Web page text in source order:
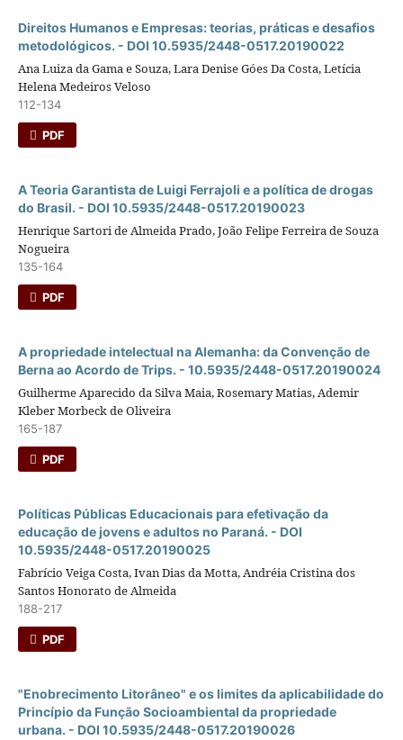
Direitos Humanos e Empresas: teorias, práticas e desafios
metodológicos. - DOI 10.5935/2448-0517.20190022
Ana Luiza da Gama e Souza, Lara Denise Góes Da Costa, Letícia
Helena Medeiros Veloso
112-134
PDF
A Teoria Garantista de Luigi Ferrajoli e a polí­tica de drogas
do Brasil. - DOI 10.5935/2448-0517.20190023
Henrique Sartori de Almeida Prado, João Felipe Ferreira de Souza
Nogueira
135-164
PDF
A propriedade intelectual na Alemanha: da Convenção de
Berna ao Acordo de Trips. - 10.5935/2448-0517.20190024
Guilherme Aparecido da Silva Maia, Rosemary Matias, Ademir
Kleber Morbeck de Oliveira
165-187
PDF
Polí­ticas Públicas Educacionais para efetivação da
educação de jovens e adultos no Paraná. - DOI
10.5935/2448-0517.20190025
Fabrício Veiga Costa, Ivan Dias da Motta, Andréia Cristina dos
Santos Honorato de Almeida
188-217
PDF
"Enobrecimento Litorâneo" e os limites da aplicabilidade do
Princí­pio da Função Socioambiental da propriedade
urbana. - DOI 10.5935/2448-0517.20190026